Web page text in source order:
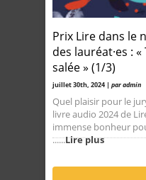
Prix Lire dans le
des lauréat·es :
salée » (1/3)
juillet 30th, 2024 | par admin
Quel plaisir pour le
livre audio 2024 de
immense bonheur
......Lire plus